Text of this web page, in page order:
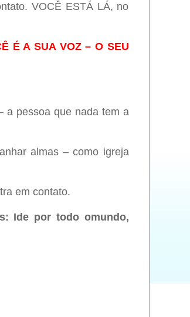
VOCÊ ESTÁ LÁ, no
É A SUA VOZ – O SEU
a pessoa que nada tem a
almas – como igreja
em contato.
Ide por todo omundo,